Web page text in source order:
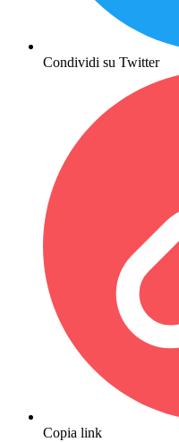
Condividi su Twitter
Copia link